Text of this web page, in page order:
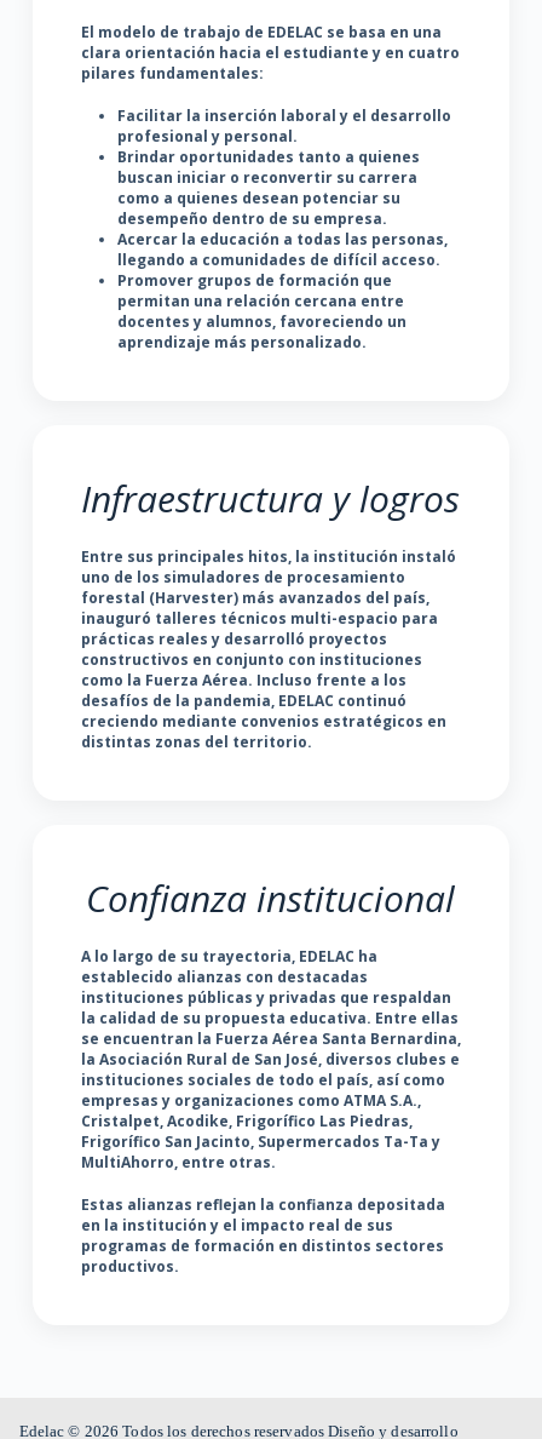
El modelo de trabajo de EDELAC se basa en una
clara orientación hacia el estudiante y en cuatro
pilares fundamentales:
Facilitar la inserción laboral y el desarrollo
profesional y personal.
Brindar oportunidades tanto a quienes
buscan iniciar o reconvertir su carrera
como a quienes desean potenciar su
desempeño dentro de su empresa.
Acercar la educación a todas las personas,
llegando a comunidades de difícil acceso.
Promover grupos de formación que
permitan una relación cercana entre
docentes y alumnos, favoreciendo un
aprendizaje más personalizado.
Infraestructura y logros
Entre sus principales hitos, la institución instaló
uno de los simuladores de procesamiento
forestal (Harvester) más avanzados del país,
inauguró talleres técnicos multi-espacio para
prácticas reales y desarrolló proyectos
constructivos en conjunto con instituciones
como la Fuerza Aérea. Incluso frente a los
desafíos de la pandemia, EDELAC continuó
creciendo mediante convenios estratégicos en
distintas zonas del territorio.
Confianza institucional
A lo largo de su trayectoria, EDELAC ha
establecido alianzas con destacadas
instituciones públicas y privadas que respaldan
la calidad de su propuesta educativa. Entre ellas
se encuentran la Fuerza Aérea Santa Bernardina,
la Asociación Rural de San José, diversos clubes e
instituciones sociales de todo el país, así como
empresas y organizaciones como ATMA S.A.,
Cristalpet, Acodike, Frigorífico Las Piedras,
Frigorífico San Jacinto, Supermercados Ta-Ta y
MultiAhorro, entre otras.
Estas alianzas reflejan la confianza depositada
en la institución y el impacto real de sus
programas de formación en distintos sectores
productivos.
Edelac © 2026 Todos los derechos reservadosDiseño y desarrollo